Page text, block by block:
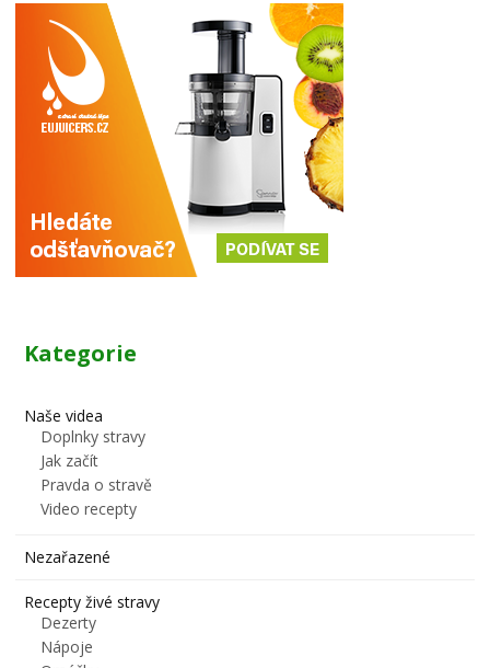
Kategorie
Naše videa
Doplnky stravy
Jak začít
Pravda o stravě
Video recepty
Nezařazené
Recepty živé stravy
Dezerty
Nápoje